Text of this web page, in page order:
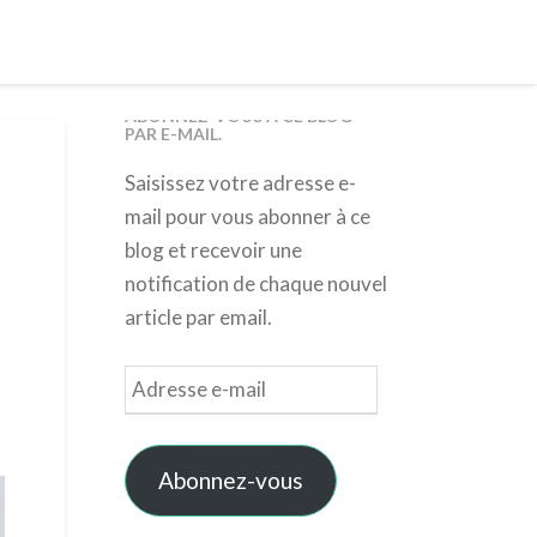
ABONNEZ-VOUS À CE BLOG
PAR E-MAIL.
Saisissez votre adresse e-
mail pour vous abonner à ce
blog et recevoir une
notification de chaque nouvel
article par email.
Adresse
e-
mail
Abonnez-vous